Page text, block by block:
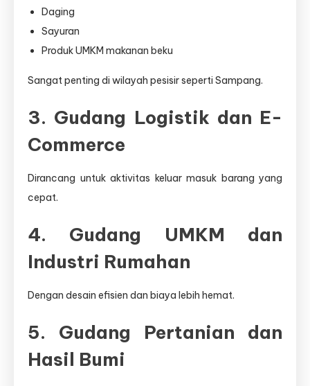
Daging
Sayuran
Produk UMKM makanan beku
Sangat penting di wilayah pesisir seperti Sampang.
3. Gudang Logistik dan E-
Commerce
Dirancang untuk aktivitas keluar masuk barang yang
cepat.
4. Gudang UMKM dan
Industri Rumahan
Dengan desain efisien dan biaya lebih hemat.
5. Gudang Pertanian dan
Hasil Bumi